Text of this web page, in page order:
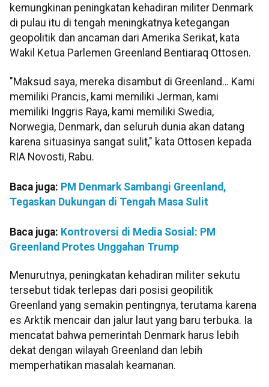
kemungkinan peningkatan kehadiran militer Denmark
di pulau itu di tengah meningkatnya ketegangan
geopolitik dan ancaman dari Amerika Serikat, kata
Wakil Ketua Parlemen Greenland Bentiaraq Ottosen.
"Maksud saya, mereka disambut di Greenland… Kami
memiliki Prancis, kami memiliki Jerman, kami
memiliki Inggris Raya, kami memiliki Swedia,
Norwegia, Denmark, dan seluruh dunia akan datang
karena situasinya sangat sulit," kata Ottosen kepada
RIA Novosti, Rabu.
Baca juga: PM Denmark Sambangi Greenland,
Tegaskan Dukungan di Tengah Masa Sulit
Baca juga: Kontroversi di Media Sosial: PM
Greenland Protes Unggahan Trump
Menurutnya, peningkatan kehadiran militer sekutu
tersebut tidak terlepas dari posisi geopilitik
Greenland yang semakin pentingnya, terutama karena
es Arktik mencair dan jalur laut yang baru terbuka. Ia
mencatat bahwa pemerintah Denmark harus lebih
dekat dengan wilayah Greenland dan lebih
memperhatikan masalah keamanan.